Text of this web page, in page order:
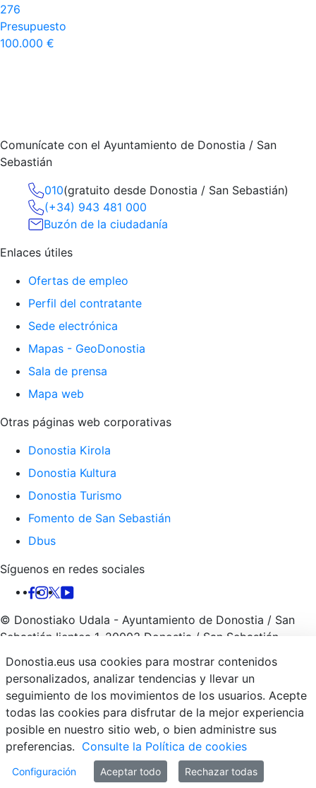
276
Presupuesto
100.000 €
Comunícate con el Ayuntamiento de Donostia / San
Sebastián
010(gratuito desde Donostia / San Sebastián)
(+34) 943 481 000
Buzón de la ciudadanía
Enlaces útiles
Ofertas de empleo
Perfil del contratante
Sede electrónica
Mapas - GeoDonostia
Sala de prensa
Mapa web
Otras páginas web corporativas
Donostia Kirola
Donostia Kultura
Donostia Turismo
Fomento de San Sebastián
Dbus
Síguenos en redes sociales
© Donostiako Udala - Ayuntamiento de Donostia / San
Sebastián Ijentea 1, 20003 Donostia / San Sebastián
Aviso
legal
Política de
privacidad
Política de
cookies
Declaración de
accesibilidad
Donostia.eus usa cookies para mostrar contenidos
personalizados, analizar tendencias y llevar un
seguimiento de los movimientos de los usuarios. Acepte
todas las cookies para disfrutar de la mejor experiencia
posible en nuestro sitio web, o bien administre sus
preferencias. Consulte la Política de cookies
Configuración Aceptar todo Rechazar todas